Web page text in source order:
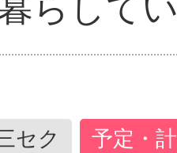
セク 予定・